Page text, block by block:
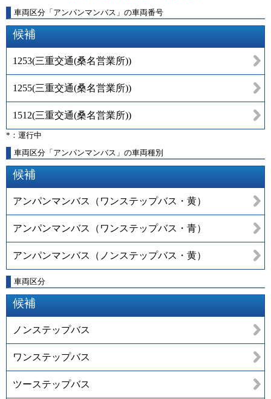
車両区分 「 アンパンマンバス 」 の車両番号
候補
1253(三重交通(桑名営業所))
1255(三重交通(桑名営業所))
1512(三重交通(桑名営業所))
*：運行中
車両区分「アンパンマンバス」の車両種別
候補
アンパンマンバス（ワンステップバス・黄）
アンパンマンバス（ワンステップバス・青）
アンパンマンバス（ノンステップバス・黄）
車両区分
候補
ノンステップバス
ワンステップバス
ツーステップバス